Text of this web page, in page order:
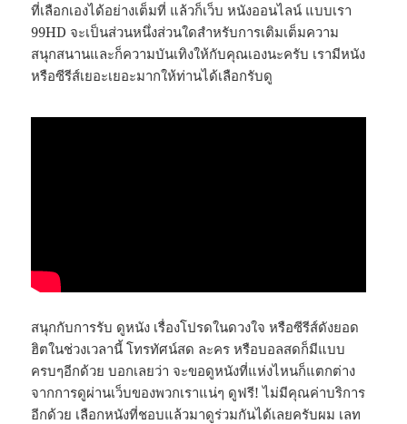
ที่เลือกเองได้อย่างเต็มที่ แล้วก็เว็บ หนังออนไลน์ แบบเรา
99HD จะเป็นส่วนหนึ่งส่วนใดสำหรับการเติมเต็มความ
สนุกสนานและก็ความบันเทิงให้กับคุณเองนะครับ เรามีหนัง
หรือซีรีส์เยอะเยอะมากให้ท่านได้เลือกรับดู
สนุกกับการรับ ดูหนัง เรื่องโปรดในดวงใจ หรือซีรีส์ดังยอด
ฮิตในช่วงเวลานี้ โทรทัศน์สด ละคร หรือบอลสดก็มีแบบ
ครบๆอีกด้วย บอกเลยว่า จะขอดูหนังที่แห่งไหนก็แตกต่าง
จากการดูผ่านเว็บของพวกเราแน่ๆ ดูฟรี! ไม่มีคุณค่าบริการ
อีกด้วย เลือกหนังที่ชอบแล้วมาดูร่วมกันได้เลยครับผม เลท